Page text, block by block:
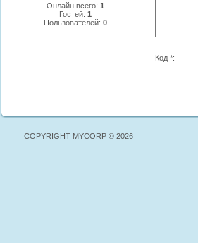
Онлайн всего: 1
Гостей: 1
Пользователей: 0
Код *:
COPYRIGHT MYCORP © 2026